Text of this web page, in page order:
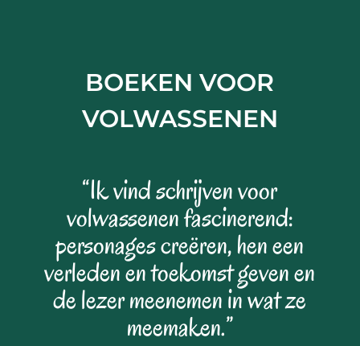
BOEKEN VOOR
VOLWASSENEN
“Ik vind schrijven voor
volwassenen fascinerend:
personages creëren, hen een
verleden en toekomst geven en
de lezer meenemen in wat ze
meemaken.”